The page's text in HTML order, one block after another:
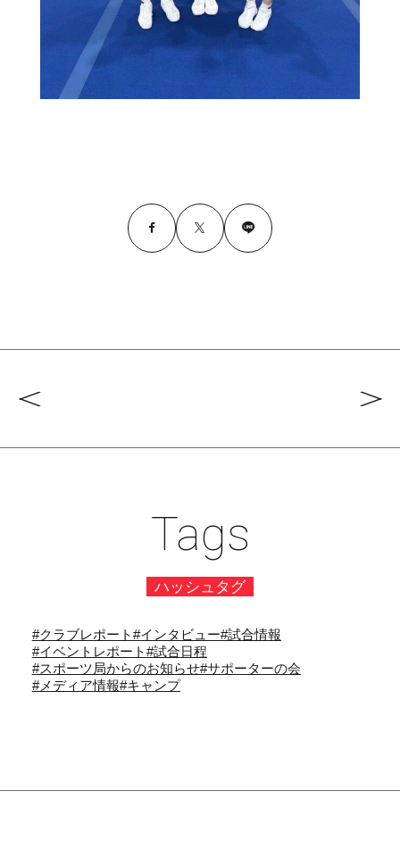
Tags
ハッシュタグ
#クラブレポート#インタビュー#試合情報
#イベントレポート#試合日程
#スポーツ局からのお知らせ#サポーターの会
#メディア情報#キャンプ